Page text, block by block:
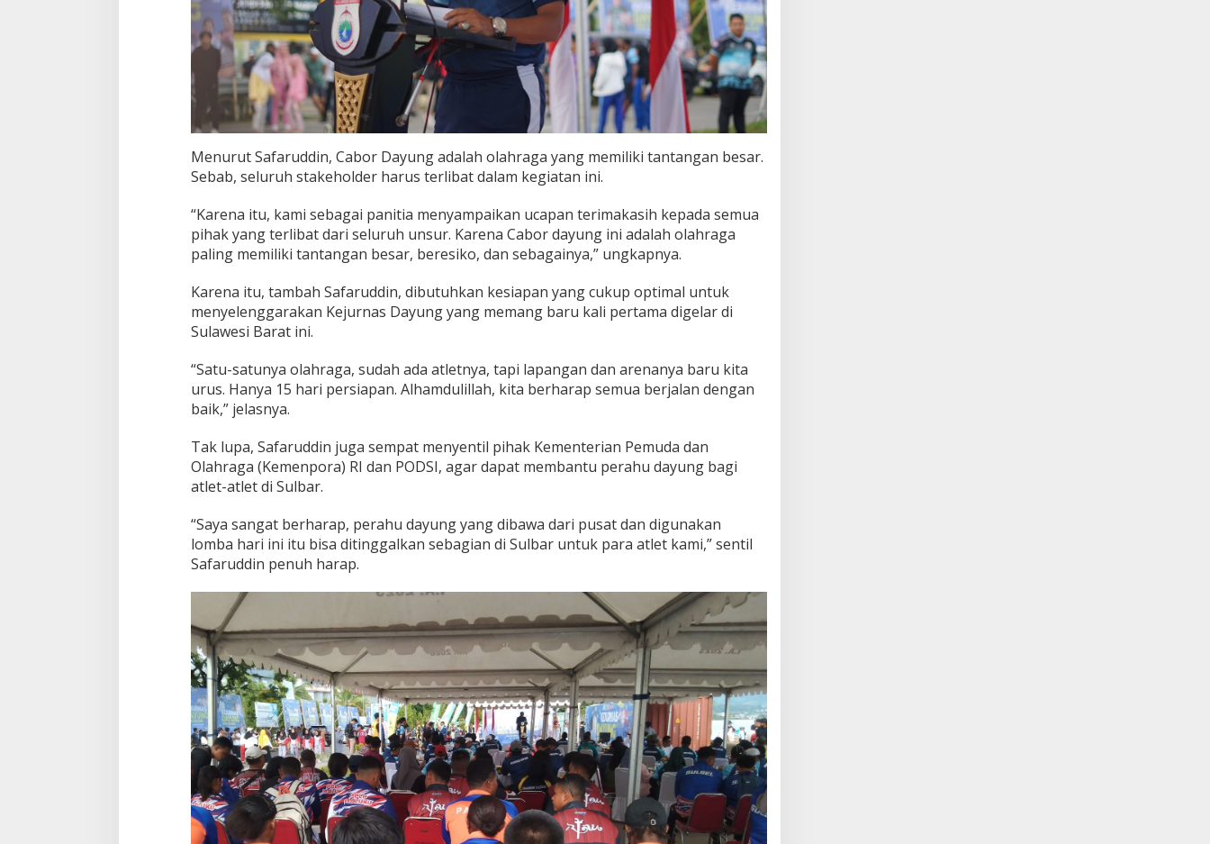
Menurut Safaruddin, Cabor Dayung adalah olahraga yang memiliki tantangan besar.
Sebab, seluruh stakeholder harus terlibat dalam kegiatan ini.
“Karena itu, kami sebagai panitia menyampaikan ucapan terimakasih kepada semua
pihak yang terlibat dari seluruh unsur. Karena Cabor dayung ini adalah olahraga
paling memiliki tantangan besar, beresiko, dan sebagainya,” ungkapnya.
Karena itu, tambah Safaruddin, dibutuhkan kesiapan yang cukup optimal untuk
menyelenggarakan Kejurnas Dayung yang memang baru kali pertama digelar di
Sulawesi Barat ini.
“Satu-satunya olahraga, sudah ada atletnya, tapi lapangan dan arenanya baru kita
urus. Hanya 15 hari persiapan. Alhamdulillah, kita berharap semua berjalan dengan
baik,” jelasnya.
Tak lupa, Safaruddin juga sempat menyentil pihak Kementerian Pemuda dan
Olahraga (Kemenpora) RI dan PODSI, agar dapat membantu perahu dayung bagi
atlet-atlet di Sulbar.
“Saya sangat berharap, perahu dayung yang dibawa dari pusat dan digunakan
lomba hari ini itu bisa ditinggalkan sebagian di Sulbar untuk para atlet kami,” sentil
Safaruddin penuh harap.